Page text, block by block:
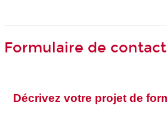
Formulaire de contact